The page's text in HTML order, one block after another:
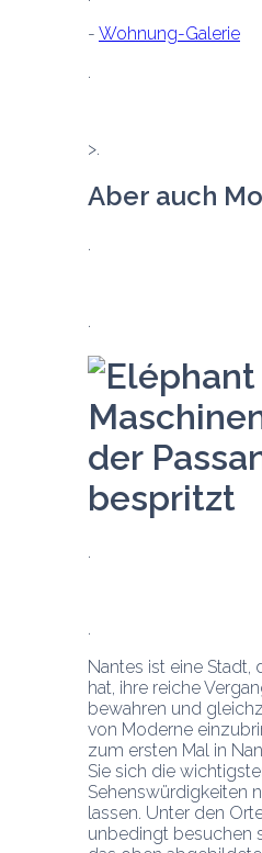
- Wohnung-Galerie
Aber auch
Nantes ist eine Stadt,
hat, ihre reiche
bewahren und
von Moderne
zum ersten Mal in
Sie sich die
Sehenswürdigkeiten
lassen. Unter den
unbedingt besuchen